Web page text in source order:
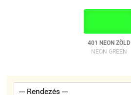
401 NEON ZÖLD
NEON GREEN